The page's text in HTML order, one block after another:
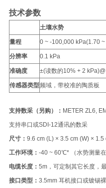
技术参数
土壤水势
量程 0 ~ -100,000 kPa(1.70 ~
分辨率 0.1 kPa
准确度 ±(读数的10% + 2
传感器类型频域，带校准的陶质板
支持数采（另购）： METER ZL6,
支持串口或SDI-12通讯的数采
尺寸： 9.6 cm (L) × 3.5 cm (W) ×
工作环境： -40 ~ 60℃* （水势测量
电缆长度： 5m，可定制其它长度，
接口类型： 3.5mm 耳机接口或镀锡